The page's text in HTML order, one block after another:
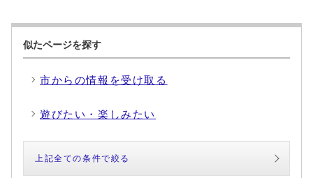
似たページを探す
市からの情報を受け取る
遊びたい・楽しみたい
上記全ての条件で絞る